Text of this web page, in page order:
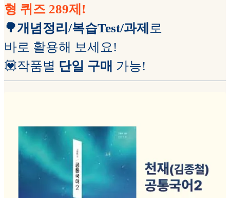
형 퀴즈 289제!
🌳개념정리/복습Test/과제 로
바로 활용해 보세요!
💟작품별 단일 구매 가능!